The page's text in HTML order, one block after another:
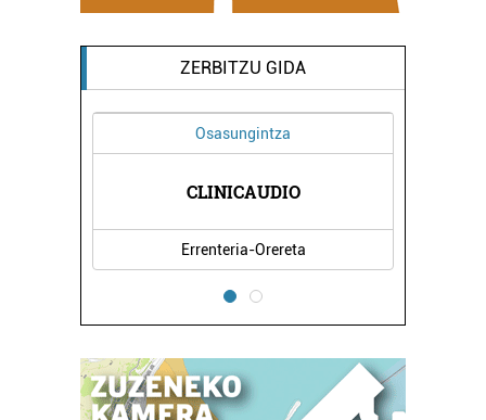
ZERBITZU GIDA
Osasungintza
CLINICAUDIO
Errenteria-Orereta